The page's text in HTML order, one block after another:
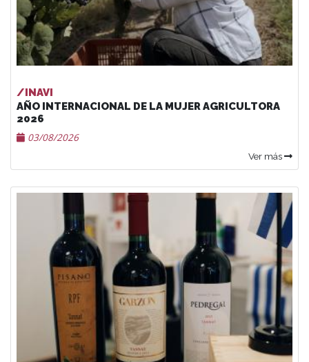
/INAVI
AÑO INTERNACIONAL DE LA MUJER AGRICULTORA
2026
03/08/2026
Ver más